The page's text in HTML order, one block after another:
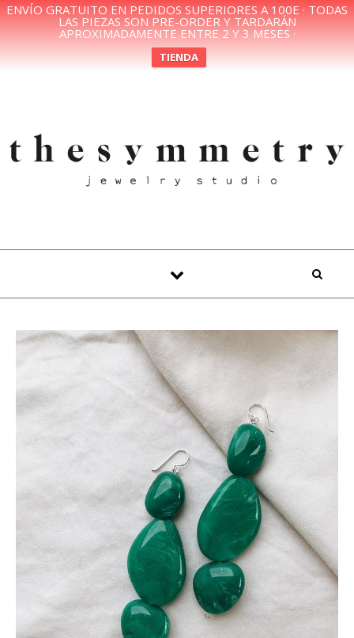
ENVÍO GRATUITO EN PEDIDOS SUPERIORES A 100E · TODAS
LAS PIEZAS SON PRE-ORDER Y TARDARÁN
APROXIMADAMENTE ENTRE 2 Y 3 MESES ·
TIENDA